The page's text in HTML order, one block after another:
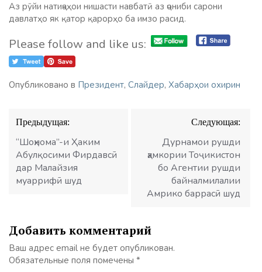
Аз рӯйи натиҷаҳои нишасти навбатӣ аз ҷониби сарони
давлатҳо як қатор қарорҳо ба имзо расид.
Please follow and like us:
Опубликовано в Президент, Слайдер, Хабарҳои охирин
Навигация
по
записям
Предыдущая:
“Шоҳнома”-и Ҳаким
Абулқосими Фирдавсӣ
дар Малайзия
муаррифӣ шуд
Следующая:
Дурнамои рушди
ҳамкории Тоҷикистон
бо Агентии рушди
байналмилалии
Амрико баррасӣ шуд
Добавить комментарий
Ваш адрес email не будет опубликован.
Обязательные поля помечены *